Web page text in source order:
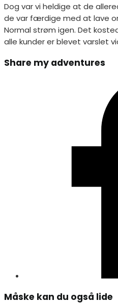
Dog var vi heldige at de
de var færdige med at lave
Normal strøm igen. Det
alle kunder er blevet varslet
Share my adventures
Måske kan du også lide